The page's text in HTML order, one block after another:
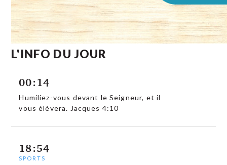
L'INFO DU JOUR
00:14
Humiliez-vous devant le Seigneur, et il
vous élèvera. Jacques 4:10
18:54
SPORTS